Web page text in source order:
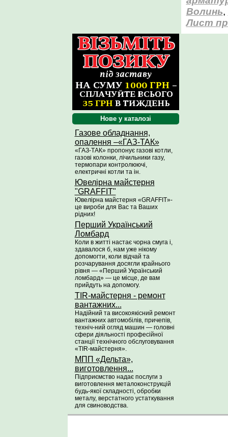
Волинь,
Лист
Нове у каталозі
Газове обладнання,
опалення –«ГАЗ-ТАК»
«ГАЗ-ТАК» пропонує газові котли,
газові колонки, лічильники газу,
термопари контролюючі,
електричні котли та ін.
Ювелірна майстерня
"GRAFFIT"
Ювелірна майстерня «GRAFFIT»-
це вироби для Вас та Ваших
рідних!
Перший Український
Ломбард
Коли в житті настає чорна смуга і,
здавалося б, нам уже нікому
допомогти, коли відчай та
розчарування досягли крайнього
рівня — «Перший Український
ломбард» — це місце, де вам
прийдуть на допомогу.
TIR-майстерня - ремонт
вантажних...
Надійний та високоякісний ремонт
вантажних автомобілів, причепів,
техніч-ний огляд машин — головні
сфери діяльності професійної
станції технічного обслуговування
«TIR-майстерня».
МПП «Дельта»,
виготовлення...
Підприємство надає послуги з
виготовлення металоконструкцій
будь-якої складності, обробки
металу, верстатного устаткування
для свиноводства.